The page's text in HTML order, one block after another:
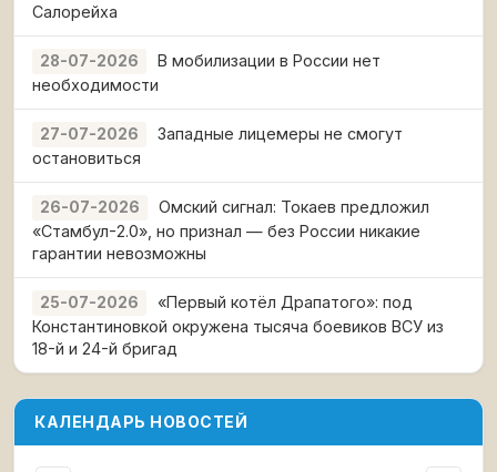
Салорейха
28-07-2026
В мобилизации в России нет
необходимости
27-07-2026
Западные лицемеры не смогут
остановиться
26-07-2026
Омский сигнал: Токаев предложил
«Стамбул-2.0», но признал — без России никакие
гарантии невозможны
25-07-2026
«Первый котёл Драпатого»: под
Константиновкой окружена тысяча боевиков ВСУ из
18-й и 24-й бригад
КАЛЕНДАРЬ НОВОСТЕЙ